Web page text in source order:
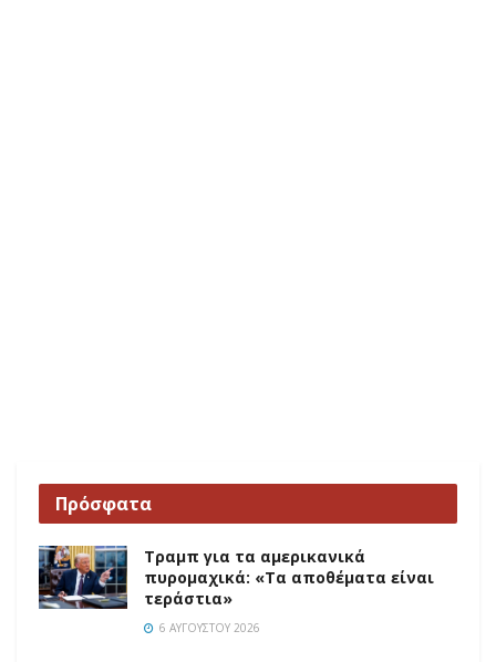
Πρόσφατα
Τραμπ για τα αμερικανικά
πυρομαχικά: «Τα αποθέματα είναι
τεράστια»
6 ΑΥΓΟΎΣΤΟΥ 2026